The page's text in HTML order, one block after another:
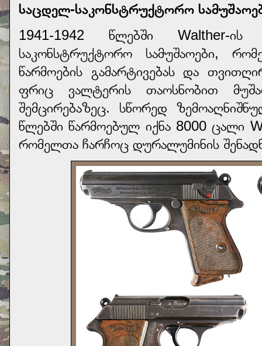
საცდელ-საკონსტრუქტორო
1941-1942 წლებში Walther-
საკონსტრუქტორო სამუშაოები,
წარმოების გამარტივებას და
ფრიც ვალტერის თაოსნობით
შემცირებაზეც. სწორედ
წლებში წარმოებულ იქნა 8000 ცალი
რომელთა ჩარჩოც დურალუმინის